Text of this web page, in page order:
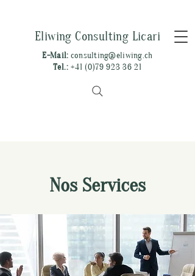
Eliwing Consulting Licari
E-Mail: consulting@eliwing.ch
Tel.: +41 (0)79 923 36 21
Nos Services